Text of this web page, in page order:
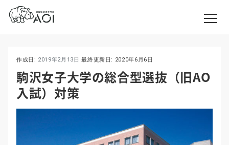
作成日: 2019年2月13日最終更新日: 2020年6月6日
駒沢女子大学の総合型選抜（旧AO
入試）対策